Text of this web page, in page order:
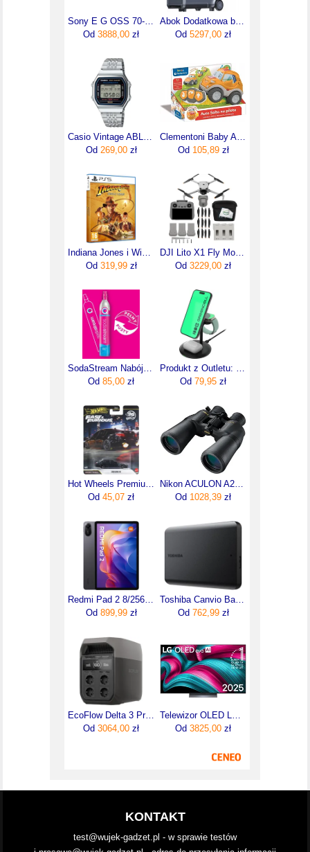
Sony E G OSS 70-350 mm f/4.5-6.3 SEL70350G
Od 3888,00 zł
Abok Dodatkowa bateria 3840Wh ładowarka akumulator ARK3600E do ARK3600
Od 5297,00 zł
Casio Vintage ABL-100WE-1AEF
Od 269,00zł
Clementoni Baby Auto Salto Samochód Zdalnie Sterowany 2+
Od 105,89zł
Indiana Jones i Wielki Krąg (Gra PS5)
Od 319,99zł
DJI Lito X1 Fly More Combo Plus (DJI RC 2)
Od 3229,00 zł
SodaStream Nabój CO2 Wymiana Butli (Cylindra) Twist Connect Online Różowy
Od 85,00 zł
Produkt z Outletu: Greencell Magscape Ładowarka Indukcyjna 3W1 Magsafe Do Iphone Apple Watch Airpods Smartwatch
Od 79,95 zł
Hot Wheels Premium Fast & Furious 2010 Bmw M5 JHW62
Od 45,07 zł
Nikon ACULON A211 Zoom 10-22x50
Od 1028,39 zł
Redmi Pad 2 8/256 GB Szary
Od 899,99zł
Toshiba Canvio Basics 4TB Czarny HDTB540EK3CA
Od 762,99zł
EcoFlow Delta 3 Przenośna Stacja Zasilająca 1024Wh 1800W
Od 3064,00 zł
Telewizor OLED LG 55C54LA 55 cali 4K UHD
Od 3825,00 zł
KONTAKT
test@wujek-gadzet.pl - w sprawie testów